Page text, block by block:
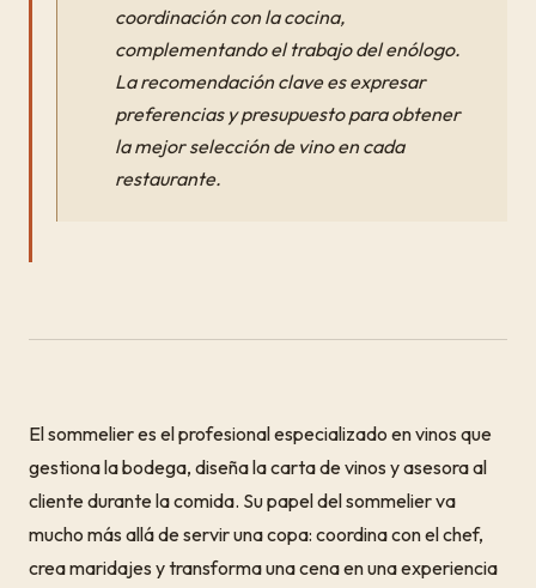
coordinación con la cocina,
complementando el trabajo del enólogo.
La recomendación clave es expresar
preferencias y presupuesto para obtener
la mejor selección de vino en cada
restaurante.
El sommelier es el profesional especializado en vinos que
gestiona la bodega, diseña la carta de vinos y asesora al
cliente durante la comida. Su papel del sommelier va
mucho más allá de servir una copa: coordina con el chef,
crea maridajes y transforma una cena en una experiencia